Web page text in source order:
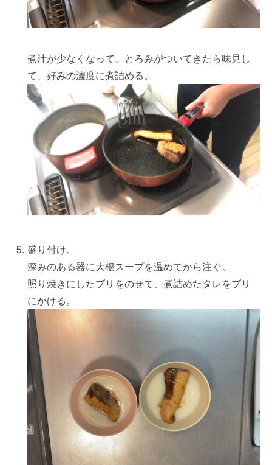
煮汁が少なくなって、とろみがついてきたら味見し
て、好みの濃度に煮詰める。
盛り付け。
深みのある器に大根スープを温めてから注ぐ。
照り焼きにしたブリをのせて、煮詰めたタレをブリ
にかける。